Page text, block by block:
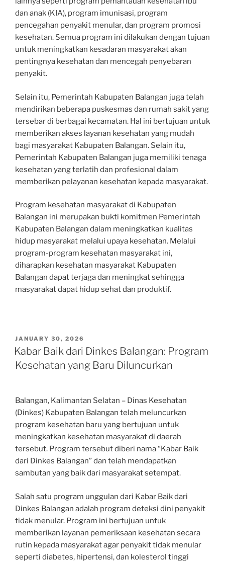
dan anak (KIA), program imunisasi, program
pencegahan penyakit menular, dan program promosi
kesehatan. Semua program ini dilakukan dengan tujuan
untuk meningkatkan kesadaran masyarakat akan
pentingnya kesehatan dan mencegah penyebaran
penyakit.
Selain itu, Pemerintah Kabupaten Balangan juga telah
mendirikan beberapa puskesmas dan rumah sakit yang
tersebar di berbagai kecamatan. Hal ini bertujuan untuk
memberikan akses layanan kesehatan yang mudah
bagi masyarakat Kabupaten Balangan. Selain itu,
Pemerintah Kabupaten Balangan juga memiliki tenaga
kesehatan yang terlatih dan profesional dalam
memberikan pelayanan kesehatan kepada masyarakat.
Program kesehatan masyarakat di Kabupaten
Balangan ini merupakan bukti komitmen Pemerintah
Kabupaten Balangan dalam meningkatkan kualitas
hidup masyarakat melalui upaya kesehatan. Melalui
program-program kesehatan masyarakat ini,
diharapkan kesehatan masyarakat Kabupaten
Balangan dapat terjaga dan meningkat sehingga
masyarakat dapat hidup sehat dan produktif.
POSTED
ON
JANUARY 30, 2026
Kabar Baik dari Dinkes Balangan: Program
Kesehatan yang Baru Diluncurkan
Balangan, Kalimantan Selatan – Dinas Kesehatan
(Dinkes) Kabupaten Balangan telah meluncurkan
program kesehatan baru yang bertujuan untuk
meningkatkan kesehatan masyarakat di daerah
tersebut. Program tersebut diberi nama “Kabar Baik
dari Dinkes Balangan” dan telah mendapatkan
sambutan yang baik dari masyarakat setempat.
Salah satu program unggulan dari Kabar Baik dari
Dinkes Balangan adalah program deteksi dini penyakit
tidak menular. Program ini bertujuan untuk
memberikan layanan pemeriksaan kesehatan secara
rutin kepada masyarakat agar penyakit tidak menular
seperti diabetes, hipertensi, dan kolesterol tinggi